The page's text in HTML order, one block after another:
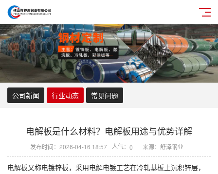
公司新闻 行业动态 常见问题
电解板是什么材料？电解板用途与优势详解
发布时间：2026-04-16 18:57 人气： 0 来源：舒泽钢业
电解板又称电镀锌板，采用电解电镀工艺在冷轧基板上沉积锌层，